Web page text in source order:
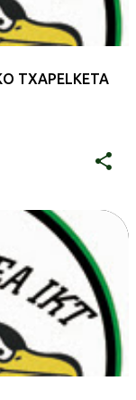
TXAPELKETA